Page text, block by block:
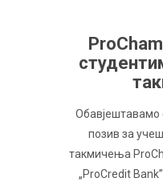
Oбaвjeштaвaмo
пoзив зa
тaкмичeњa
„ProCredit